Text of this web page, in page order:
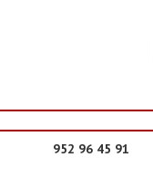
952 96 45 91